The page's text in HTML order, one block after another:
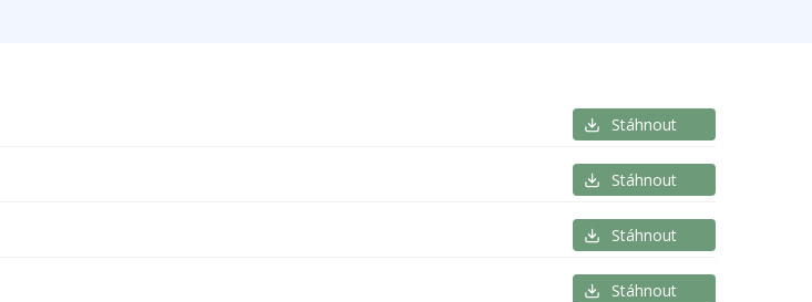
Stáhnout
Stáhnout
Stáhnout
Stáhnout